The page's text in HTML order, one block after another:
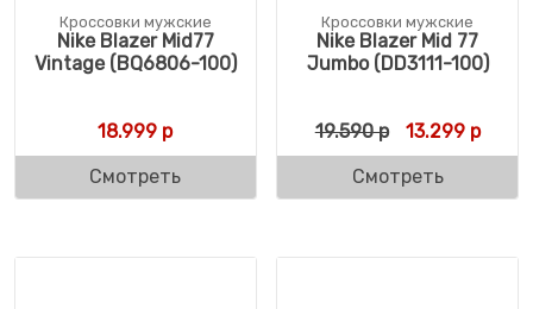
Кроссовки мужские
Nike Blazer Mid77
Vintage (BQ6806-100)
18.999 р
Смотреть
Кроссовки мужские
Nike Blazer Mid 77
Jumbo (DD3111-100)
19.590р 13.299р
Смотреть